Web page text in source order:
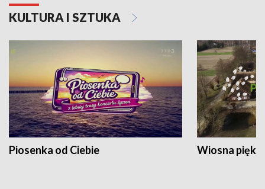
KULTURA I SZTUKA
Piosenka od Ciebie Wiosna